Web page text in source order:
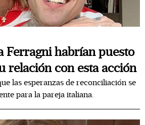
Ferragni habrían puesto
relación con esta acción
las esperanzas de reconciliación se
para la pareja italiana.